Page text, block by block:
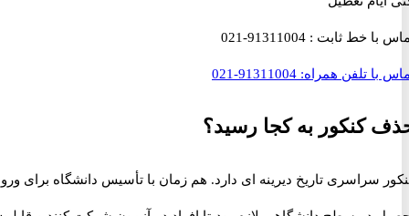
با خط ثابت :91311004-021
تلفن همراه:91311004-021
کنکور به کجا رسید؟
سراسری تاریخ دیرینه ای دارد. هم زمان با تأسیس دانشگاه برای ورود و